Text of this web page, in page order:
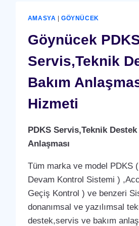
VE
ANLAŞMASI
HIZMETI
AMASYA |GÖYNÜCEK
Göynücek
Servis,Teknik
Bakım
Hizmeti
PDKS Servis,Teknik Destek
Anlaşması
Tüm marka ve model PDKS
Devam Kontrol Sistemi )
Geçiş Kontrol ) ve benzeri
donanımsal ve yazılımsal
destek,servis ve bakım